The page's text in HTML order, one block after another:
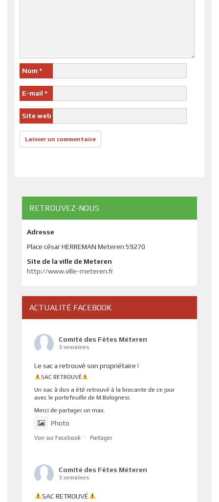
Nom *
E-mail *
Site web
RETROUVEZ-NOUS
Adresse
Place césar HERREMAN Meteren 59270
Site de la ville de Meteren
http://www.ville-meteren.fr
ACTUALITÉ FACEBOOK
Comité des Fêtes Méteren
3 semaines
Le sac a retrouvé son propriétaire !
SAC RETROUVÉ
Un sac à dos a été retrouvé à la brocante de ce jour
avec le portefeuille de M.Bolognesi.
Merci de partager un max.
Photo
Voir sur Facebook · Partager
Comité des Fêtes Méteren
3 semaines
SAC RETROUVÉ